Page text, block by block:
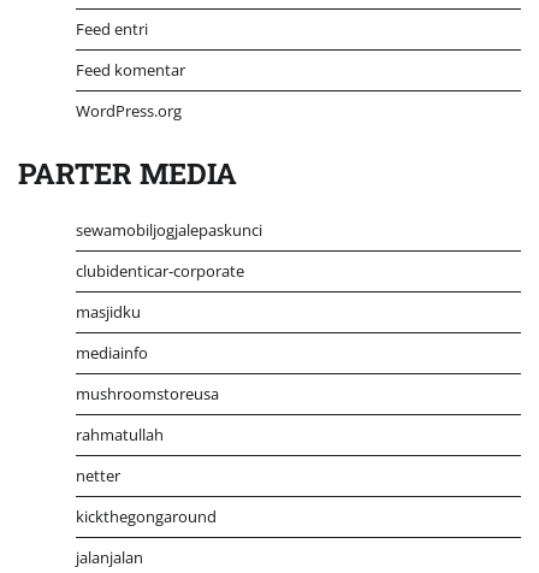
Feed entri
Feed komentar
WordPress.org
PARTER MEDIA
sewamobiljogjalepaskunci
clubidenticar-corporate
masjidku
mediainfo
mushroomstoreusa
rahmatullah
netter
kickthegongaround
jalanjalan